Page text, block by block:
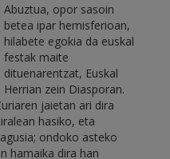
Abuztua, opor sasoin
betea ipar hemisferioan,
hilabete egokia da euskal
festak maite
dituenarentzat, Euskal
Herrian zein Diasporan.
jaietan ari dira
hasiko, eta
ondoko asteko
hamaika dira han